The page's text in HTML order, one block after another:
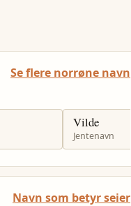
Se flere norrøne navn
Vilde
Jentenavn
Navn som betyr seier